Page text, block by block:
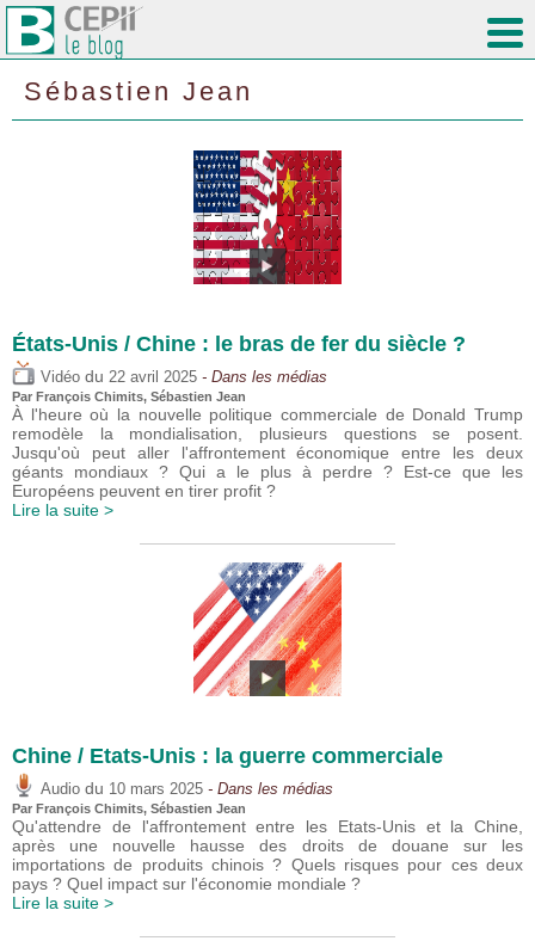
Sébastien Jean
États-Unis / Chine : le bras de fer du siècle ?
Vidéo du 22 avril 2025 - Dans les médias
Par François Chimits, Sébastien Jean
À l'heure où la nouvelle politique commerciale de Donald Trump
remodèle la mondialisation, plusieurs questions se posent.
Jusqu'où peut aller l'affrontement économique entre les deux
géants mondiaux ? Qui a le plus à perdre ? Est-ce que les
Européens peuvent en tirer profit ?
Lire la suite >
Chine / Etats-Unis : la guerre commerciale
Audio du 10 mars 2025 - Dans les médias
Par François Chimits, Sébastien Jean
Qu'attendre de l'affrontement entre les Etats-Unis et la Chine,
après une nouvelle hausse des droits de douane sur les
importations de produits chinois ? Quels risques pour ces deux
pays ? Quel impact sur l'économie mondiale ?
Lire la suite >